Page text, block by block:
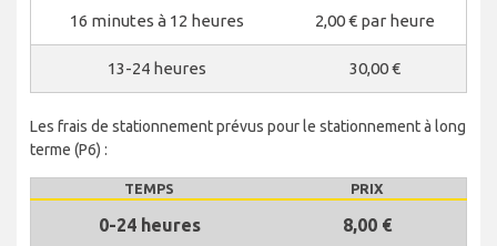
16 minutes à 12 heures 2,00 € par heure
13-24 heures 30,00 €
Les frais de stationnement prévus pour le stationnement à long
terme (P6) :
TEMPS PRIX
0-24 heures 8,00 €